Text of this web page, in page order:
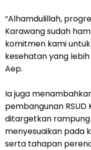
“Alhamdulillah,
Karawang sudah
komitmen kami
kesehatan yang
Aep.
Ia juga
pembangunan
ditargetkan
menyesuaikan pada
serta tahapan